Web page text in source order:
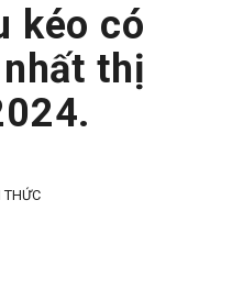
kéo có
thị
THỨC